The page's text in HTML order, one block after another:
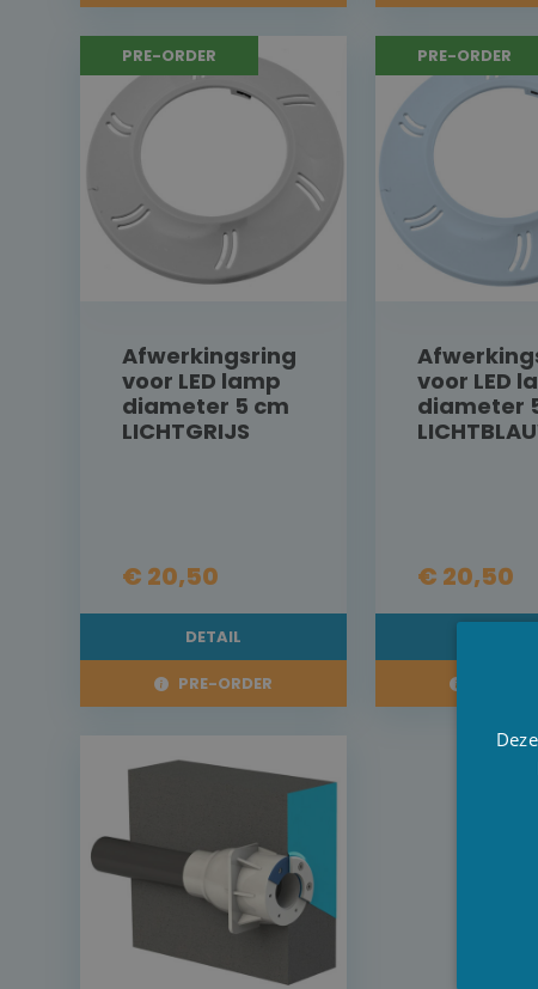
PRE-ORDER
Afwerkingsring
voor LED lamp
diameter 5 cm
LICHTGRIJS
€ 20,50
DETAIL
PRE-ORDER
PRE-ORDER
voor LED
diameter
€ 20,50